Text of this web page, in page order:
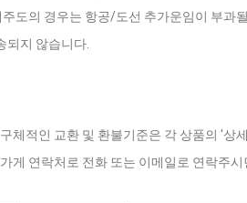
주도의 경우는 항공/도선 추가운임이 부과
되지 않습니다.
체적인 교환 및 환불기준은 각 상품의 '상
게 연락처로 전화 또는 이메일로 연락주